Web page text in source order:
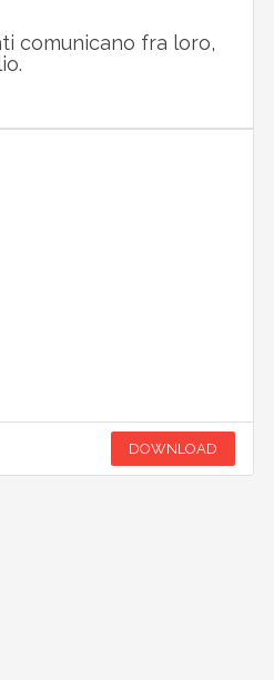
comunicano fra loro,
DOWNLOAD